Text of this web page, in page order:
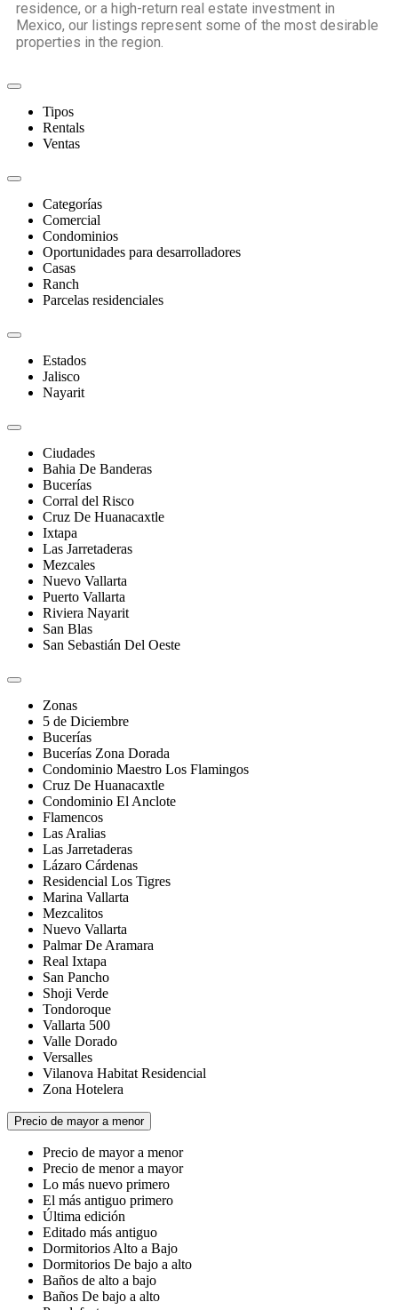
residence, or a high-return real estate investment in
Mexico, our listings represent some of the most desirable
properties in the region.
Tipos
Rentals
Ventas
Categorías
Comercial
Condominios
Oportunidades para desarrolladores
Casas
Ranch
Parcelas residenciales
Estados
Jalisco
Nayarit
Ciudades
Bahia De Banderas
Bucerías
Corral del Risco
Cruz De Huanacaxtle
Ixtapa
Las Jarretaderas
Mezcales
Nuevo Vallarta
Puerto Vallarta
Riviera Nayarit
San Blas
San Sebastián Del Oeste
Zonas
5 de Diciembre
Bucerías
Bucerías Zona Dorada
Condominio Maestro Los Flamingos
Cruz De Huanacaxtle
Condominio El Anclote
Flamencos
Las Aralias
Las Jarretaderas
Lázaro Cárdenas
Residencial Los Tigres
Marina Vallarta
Mezcalitos
Nuevo Vallarta
Palmar De Aramara
Real Ixtapa
San Pancho
Shoji Verde
Tondoroque
Vallarta 500
Valle Dorado
Versalles
Vilanova Habitat Residencial
Zona Hotelera
Precio de mayor a menor
Precio de mayor a menor
Precio de menor a mayor
Lo más nuevo primero
El más antiguo primero
Última edición
Editado más antiguo
Dormitorios Alto a Bajo
Dormitorios De bajo a alto
Baños de alto a bajo
Baños De bajo a alto